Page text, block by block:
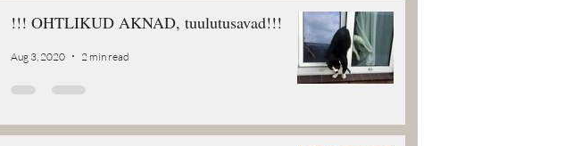
!!! OHTLIKUD AKNAD, tuulutusavad!!!
Aug 3, 2020 2 min read